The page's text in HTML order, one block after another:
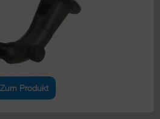
Zum Produkt